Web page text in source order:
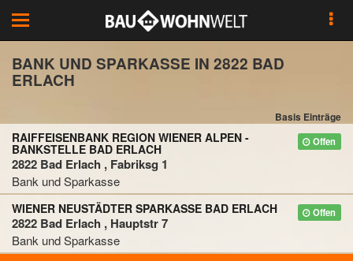
Toggle
navigation
BANK UND SPARKASSE IN 2822 BAD
ERLACH
Basis Einträge
Offen
RAIFFEISENBANK REGION WIENER ALPEN -
BANKSTELLE BAD ERLACH
2822 Bad Erlach , Fabriksg 1
Bank und Sparkasse
Offen
WIENER NEUSTÄDTER SPARKASSE BAD ERLACH
2822 Bad Erlach , Hauptstr 7
Bank und Sparkasse